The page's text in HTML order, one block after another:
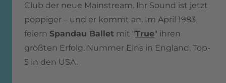
Club der neue Mainstream. Ihr Sound ist jetzt
poppiger – und er kommt an. Im April 1983
feiern Spandau Ballet mit "True" ihren
größten Erfolg. Nummer Eins in England, Top-
5 in den USA.